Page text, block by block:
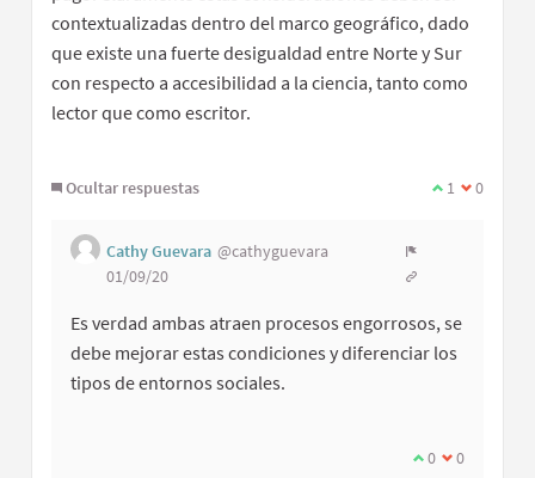
contextualizadas dentro del marco geográfico, dado
que existe una fuerte desigualdad entre Norte y Sur
con respecto a accesibilidad a la ciencia, tanto como
lector que como escritor.
Ocultar respuestas 1 0
Cathy Guevara @cathyguevara
01/09/20
Es verdad ambas atraen procesos engorrosos, se
debe mejorar estas condiciones y diferenciar los
tipos de entornos sociales.
0 0